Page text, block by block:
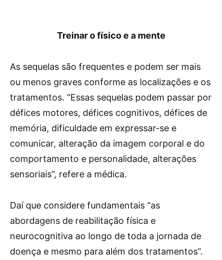
Treinar o físico e a mente
As sequelas são frequentes e podem ser mais
ou menos graves conforme as localizações e os
tratamentos. “Essas sequelas podem passar por
défices motores, défices cognitivos, défices de
memória, dificuldade em expressar-se e
comunicar, alteração da imagem corporal e do
comportamento e personalidade, alterações
sensoriais”, refere a médica.
Daí que considere fundamentais “as
abordagens de reabilitação física e
neurocognitiva ao longo de toda a jornada de
doença e mesmo para além dos tratamentos”.